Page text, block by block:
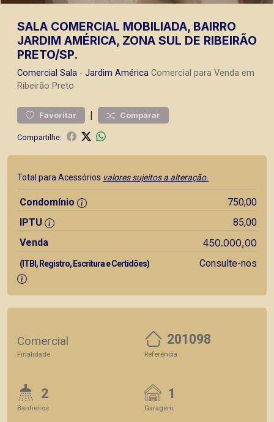
SALA COMERCIAL MOBILIADA, BAIRRO
JARDIM AMÉRICA, ZONA SUL DE RIBEIRÃO
PRETO/SP.
Comercial Sala - Jardim América Comercial para Venda em
Ribeirão Preto
Favoritar | Comparar
Compartilhe:
Total para Acessórios valores sujeitos a alteração.
Condomínio
750,00
IPTU
85,00
Venda
450.000,00
(ITBI, Registro, Escritura e Certidões) Consulte-nos
Comercial
Finalidade
201098
Referência
2
Banheiros
1
Garagem